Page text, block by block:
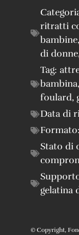
ritratti
bambine,
di donne
Tag:
bambina,
foulard,
Data di
Formato:
Stato di
gelatina
© Copyright,